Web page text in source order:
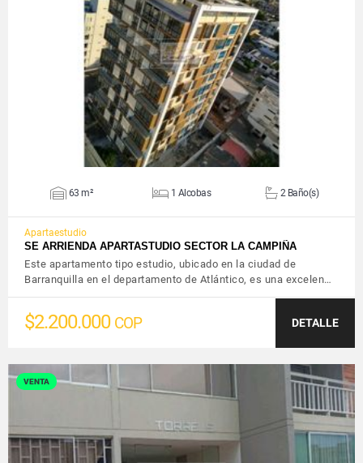
VER DETALLES
63 m² 1 Alcobas 2 Baño(s)
Apartaestudio
SE ARRIENDA APARTASTUDIO SECTOR LA CAMPIÑA
Este apartamento tipo estudio, ubicado en la ciudad de
Barranquilla en el departamento de Atlántico, es una excelen…
$2.200.000 COP DETALLE
VENTA